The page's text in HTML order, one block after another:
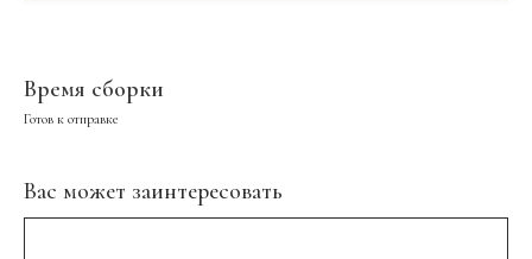
Время сборки
Готов к отправке
Вас может заинтересовать